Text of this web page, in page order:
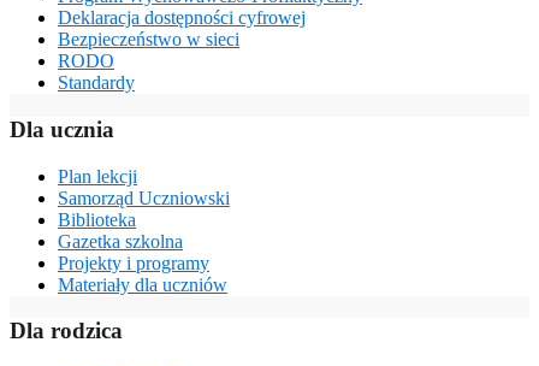
Deklaracja dostępności cyfrowej
Bezpieczeństwo w sieci
RODO
Standardy
Dla ucznia
Plan lekcji
Samorząd Uczniowski
Biblioteka
Gazetka szkolna
Projekty i programy
Materiały dla uczniów
Dla rodzica